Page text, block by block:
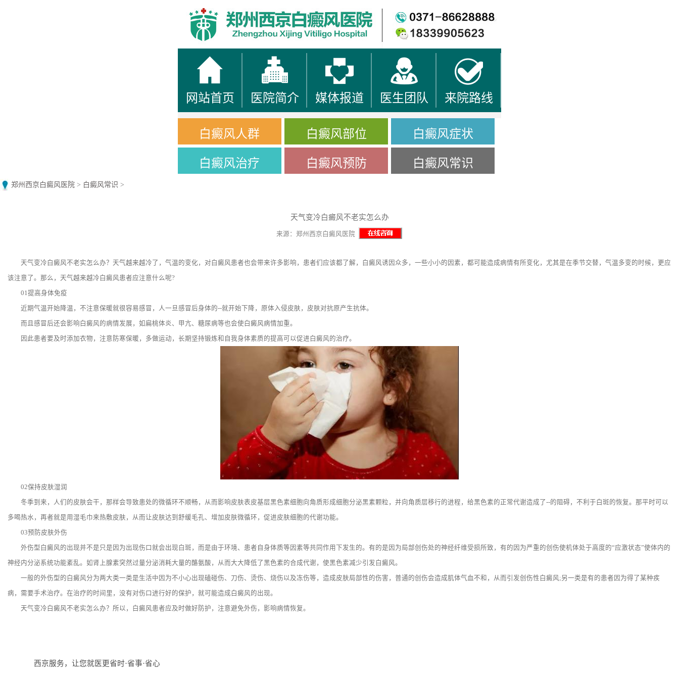
网站首页 医院简介 媒体报道 医生团队 来院路线
白癜风人群 白癜风部位 白癜风症状
白癜风治疗 白癜风预防 白癜风常识
郑州西京白癜风医院 > 白癜风常识 >
天气变冷白癜风不老实怎么办
来源：郑州西京白癜风医院
天气变冷白癜风不老实怎么办？天气越来越冷了，气温的变化，对白癜风患者也会带来许多影响，患者们应该都了解，白癜风诱因众多，一些小小的因素，都可能造成病情有所变化，尤其是在季节交替，气温多变的时候，更应
该注意了。那么，天气越来越冷白癜风患者应注意什么呢?
01提高身体免疫
近期气温开始降温，不注意保暖就很容易感冒，人一旦感冒后身体的--就开始下降，原体入侵皮肤，皮肤对抗原产生抗体。
而且感冒后还会影响白癜风的病情发展，如扁桃体炎、甲亢、糖尿病等也会使白癜风病情加重。
因此患者要及时添加衣物，注意防寒保暖，多做运动，长期坚持锻炼和自我身体素质的提高可以促进白癜风的治疗。
02保持皮肤湿润
冬季到来，人们的皮肤会干，那样会导致患处的微循环不顺畅，从而影响皮肤表皮基层黑色素细胞向角质形成细胞分泌黑素颗粒，并向角质层移行的进程，给黑色素的正常代谢造成了--的阻碍，不利于白斑的恢复。那平时可以
多喝热水，再者就是用湿毛巾来热敷皮肤，从而让皮肤达到舒缓毛孔、增加皮肤微循环，促进皮肤细胞的代谢功能。
03预防皮肤外伤
外伤型白癜风的出现并不是只是因为出现伤口就会出现白斑，而是由于环境、患者自身体质等因素等共同作用下发生的。有的是因为局部创伤处的神经纤维受损所致，有的因为严重的创伤使机体处于高度的“应激状态”使体内的
神经内分泌系统功能紊乱。如肾上腺素突然过量分泌消耗大量的酪氨酸，从而大大降低了黑色素的合成代谢，使黑色素减少引发白癜风。
一般的外伤型的白癜风分为两大类一类是生活中因为不小心出现磕碰伤、刀伤、烫伤、烧伤以及冻伤等，造成皮肤局部性的伤害，普通的创伤会造成肌体气血不和，从而引发创伤性白癜风;另一类是有的患者因为得了某种疾
病，需要手术治疗。在治疗的时间里，没有对伤口进行好的保护，就可能造成白癜风的出现。
天气变冷白癜风不老实怎么办？所以，白癜风患者应及时做好防护，注意避免外伤，影响病情恢复。
西京服务，让您就医更省时·省事·省心